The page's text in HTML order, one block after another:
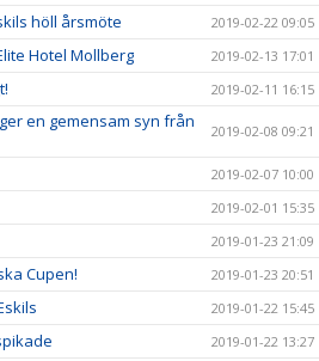
höll årsmöte 2019-02-22 09:05
Hotel Mollberg 2019-02-13 17:01
2019-02-11 16:15
en gemensam syn från
2019-02-08 09:21
2019-02-07 10:00
2019-02-01 15:35
2019-01-23 21:09
Cupen! 2019-01-23 20:51
2019-01-22 15:45
2019-01-22 13:27